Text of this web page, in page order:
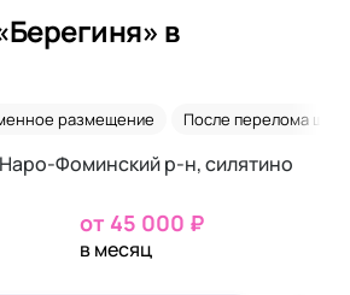
в
размещение После перелома
Фоминский р-н, силятино
от 45 000 ₽
в месяц